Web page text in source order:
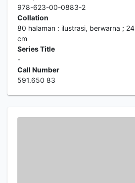
978-623-00-0883-2
Collation
80 halaman : ilustrasi, berwarna ; 24
cm
Series Title
-
Call Number
591.650 83